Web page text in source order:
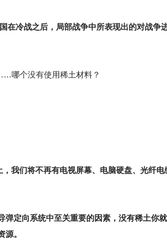
在冷战之后，局部战争中所表现出的对战争
哪个没有使用稀土材料？
，我们将不再有电视屏幕、电脑硬盘、光纤电
定向系统中至关重要的因素，没有稀土你
。